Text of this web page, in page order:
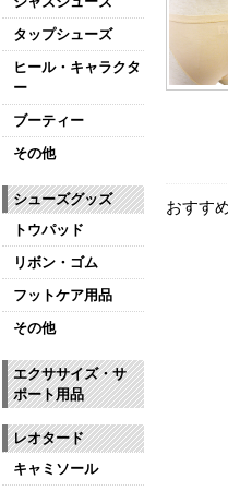
おすす
タップシューズ
ヒール・キャラクタ
ー
ブーティー
その他
シューズグッズ
トウパッド
リボン・ゴム
フットケア用品
その他
エクササイズ・サ
ポート用品
レオタード
キャミソール